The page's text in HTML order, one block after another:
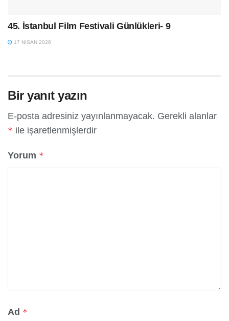
45. İstanbul Film Festivali Günlükleri- 9
17 NISAN 2026
Bir yanıt yazın
E-posta adresiniz yayınlanmayacak. Gerekli alanlar
* ile işaretlenmişlerdir
Yorum *
Ad *